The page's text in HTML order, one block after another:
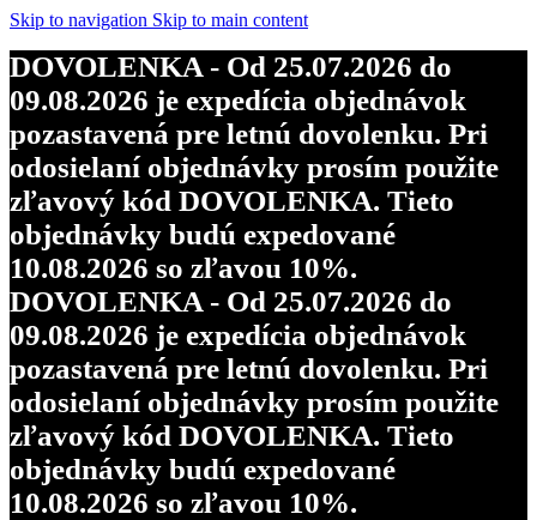
Skip to navigation Skip to main content
DOVOLENKA - Od 25.07.2026 do
09.08.2026 je expedícia objednávok
pozastavená pre letnú dovolenku. Pri
odosielaní objednávky prosím použite
zľavový kód DOVOLENKA. Tieto
objednávky budú expedované
10.08.2026 so zľavou 10%.
DOVOLENKA - Od 25.07.2026 do
09.08.2026 je expedícia objednávok
pozastavená pre letnú dovolenku. Pri
odosielaní objednávky prosím použite
zľavový kód DOVOLENKA. Tieto
objednávky budú expedované
10.08.2026 so zľavou 10%.